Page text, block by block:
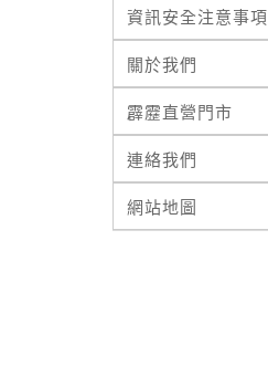
資訊安全注意事項
關於我們
霹靂直營門市
連絡我們
網站地圖